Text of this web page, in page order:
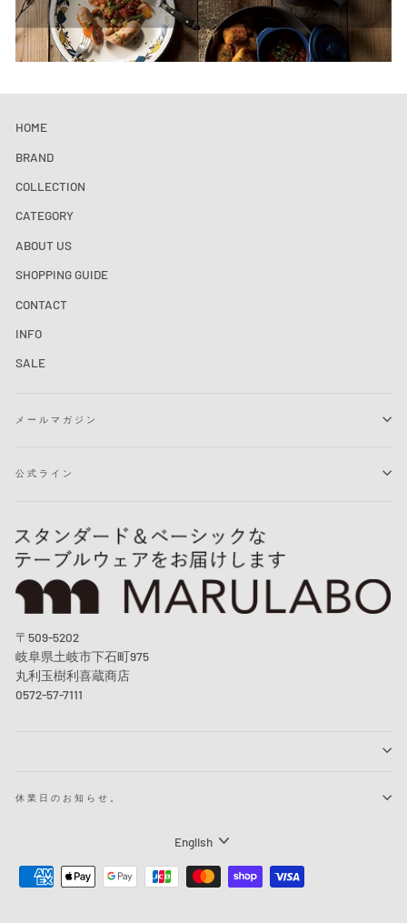
HOME
BRAND
COLLECTION
CATEGORY
ABOUT US
SHOPPING GUIDE
CONTACT
INFO
SALE
メールマガジン
公式ライン
〒509-5202
岐阜県土岐市下石町975
丸利玉樹利喜蔵商店
0572-57-7111
休業日のお知らせ。
Language
English